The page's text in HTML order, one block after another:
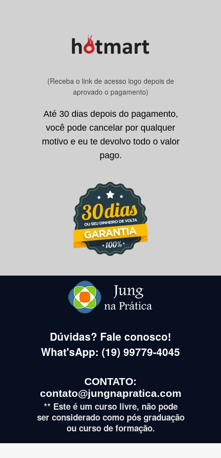
(Receba o link de acesso logo depois de
aprovado o pagamento)
Até 30 dias depois do pagamento,
você pode cancelar por qualquer
motivo e eu te devolvo todo o valor
pago.
Dúvidas? Fale conosco!
What'sApp: (19) 99779-4045
CONTATO:
contato@jungnapratica.com
** Este é um curso livre, não pode
ser considerado como pós graduação
ou curso de formação.